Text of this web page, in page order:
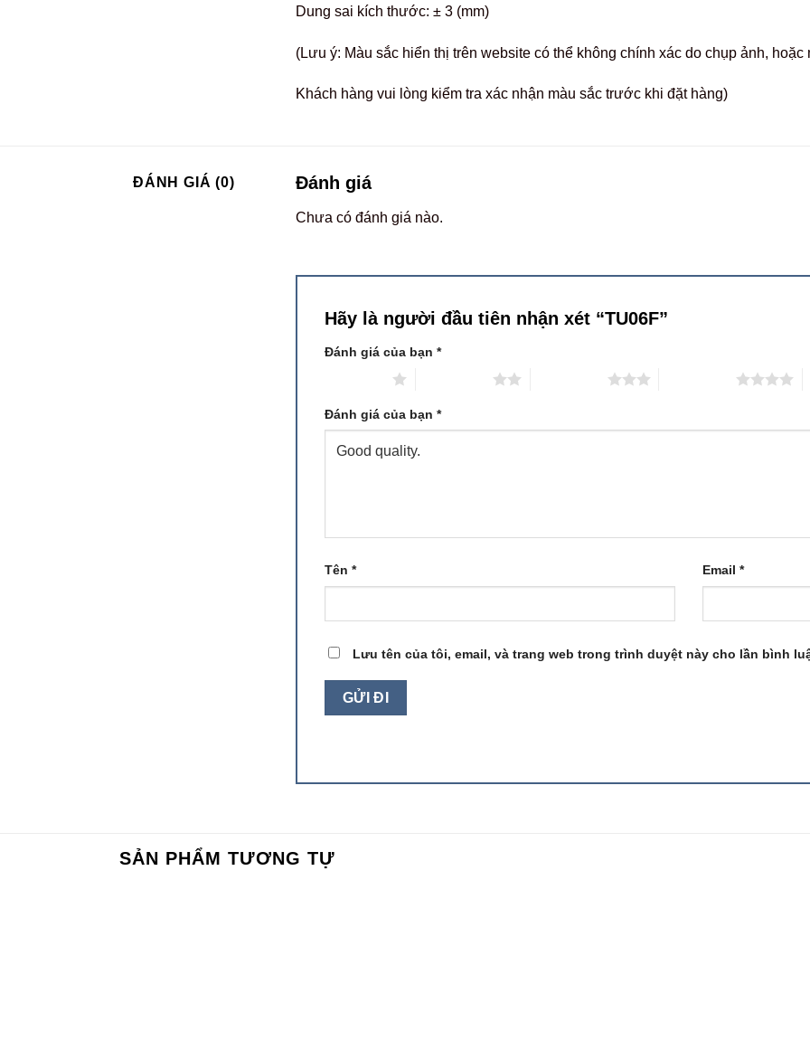
Dung sai kích thước: ± 3 (mm)
(Lưu ý: Màu sắc hiển thị trên website có thể không chính xác do chụp ảnh, hoặc
Khách hàng vui lòng kiểm tra xác nhận màu sắc trước khi đặt hàng)
ĐÁNH GIÁ (0) Đánh giá
Chưa có đánh giá nào.
Hãy là người đầu tiên nhận xét “TU06F”
Đánh giá của bạn *
Đánh giá của bạn *
Tên * Email *
Lưu tên của tôi, email, và trang web trong trình duyệt này cho lần bình
SẢN PHẨM TƯƠNG TỰ